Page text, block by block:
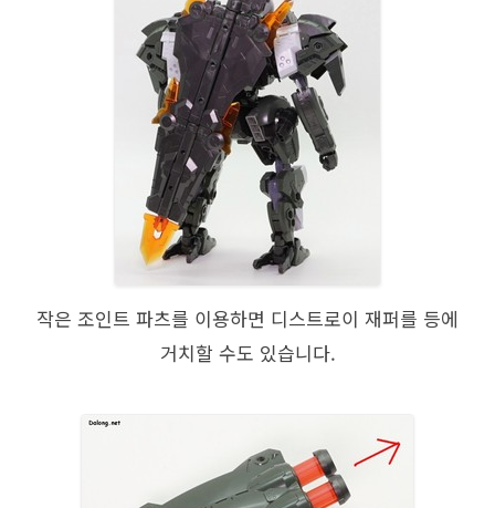
작은 조인트 파츠를 이용하면 디스트로이 재퍼를 등에
거치할 수도 있습니다.